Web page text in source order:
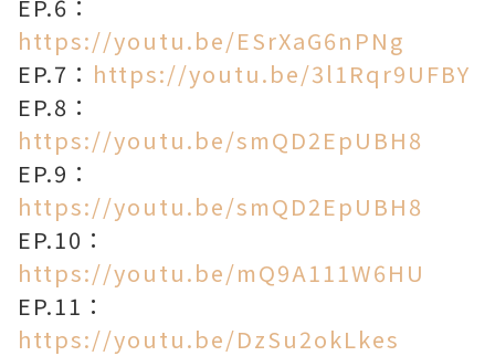
EP.6：
https://youtu.be/ESrXaG6nPNg
EP.7： https://youtu.be/3l1Rqr9UFBY
EP.8：
https://youtu.be/smQD2EpUBH8
EP.9：
https://youtu.be/smQD2EpUBH8
EP.10：
https://youtu.be/mQ9A111W6HU
EP.11：
https://youtu.be/DzSu2okLkes